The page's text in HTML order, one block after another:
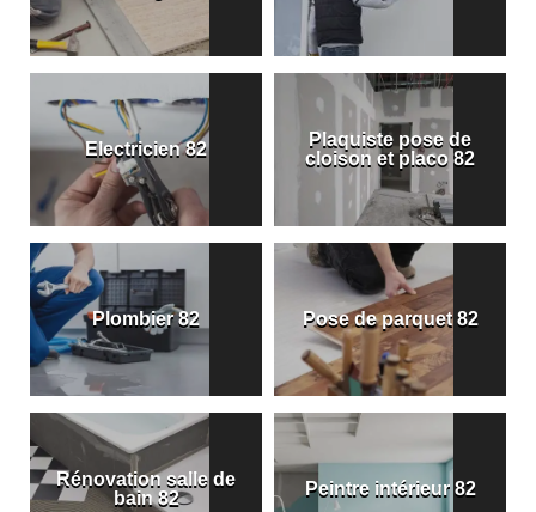
Electricien 82
Plaquiste pose de
cloison et placo 82
Plombier 82 Pose de parquet 82
Rénovation salle de
bain 82
Peintre intérieur 82